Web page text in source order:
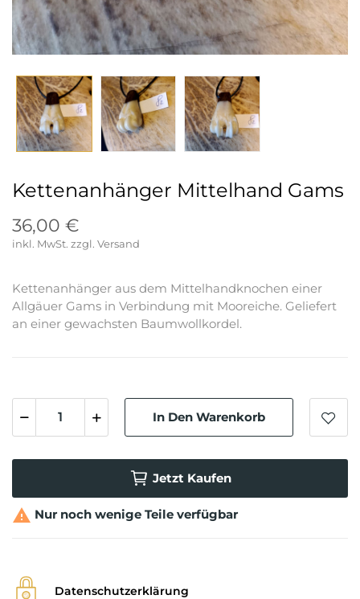
Kettenanhänger Mittelhand Gams
36,00 €
inkl. MwSt.
Kettenanhänger aus dem Mittelhandknochen einer
Allgäuer Gams in Verbindung mit Mooreiche. Geliefert
an einer gewachsten Baumwollkordel.
In Den Warenkorb
Jetzt Kaufen
 Nur noch wenige Teile verfügbar
Datenschutzerklärung